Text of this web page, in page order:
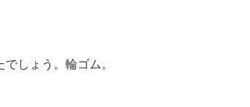
しょう。輪ゴム。